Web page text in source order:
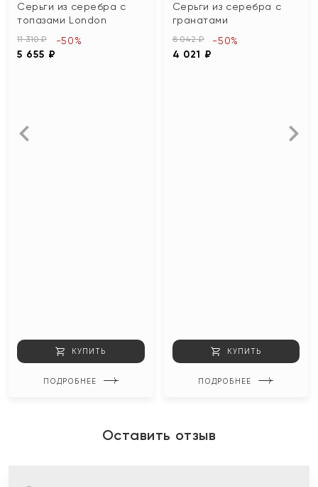
Серьги из серебра с
топазами London
11 310 ₽
5 655 ₽
-50%
КУПИТЬ
ПОДРОБНЕЕ
Серьги из серебра с
гранатами
8 042 ₽
4 021 ₽
-50%
КУПИТЬ
ПОДРОБНЕЕ
Оставить отзыв